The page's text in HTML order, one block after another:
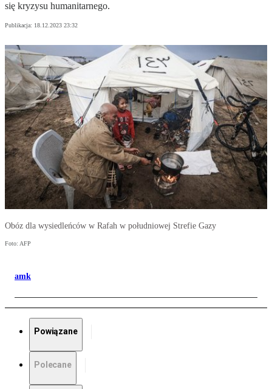
się kryzysu humanitarnego.
Publikacja: 18.12.2023 23:32
Obóz dla wysiedleńców w Rafah w południowej Strefie Gazy
Foto: AFP
amk
Powiązane
Polecane